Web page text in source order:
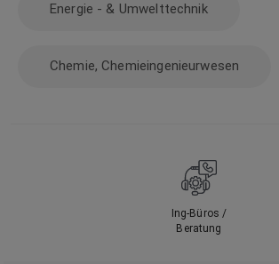
Energie - & Umwelttechnik
Chemie, Chemieingenieurwesen
Ing-Büros /
Beratung